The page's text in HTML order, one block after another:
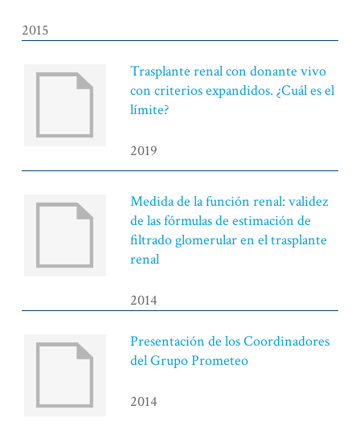
2015
Trasplante renal con donante vivo
con criterios expandidos. ¿Cuál es el
límite?
2019
Medida de la función renal: validez
de las fórmulas de estimación de
filtrado glomerular en el trasplante
renal
2014
Presentación de los Coordinadores
del Grupo Prometeo
2014